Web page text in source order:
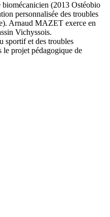
biomécanicien (2013 Ostéobio
personnalisée des troubles
Arnaud MAZET exerce en
Vichyssois.
sportif et des troubles
projet pédagogique de